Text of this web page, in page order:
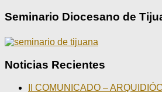
Seminario Diocesano de
Noticias Recientes
II COMUNICADO –